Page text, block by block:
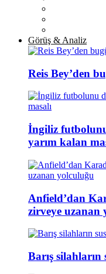
Görüş & Analiz
Reis Bey’den
İngiliz
yarım kalan
Anfield’dan
zirveye uzanan
Barış silahların